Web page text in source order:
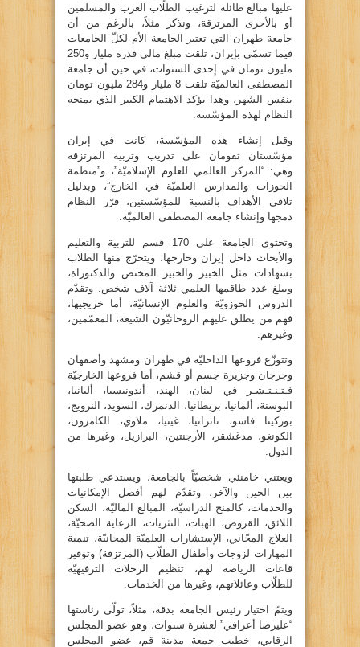
عليها مبالغ طائلة لترغيب الطلّاب العرب والمسلمين
أو بالأحرى المرتزقة، ونذكر مثلاً، بالرغم من أن
جامعة طهران التي تعتبر الجامعة الأم لكلّ الجامعات
فيما تسمّى بإيران، تلقت مبلغ مالي قدره مليار و250
مليون تومان في إحدى السنوات، في حين أن جامعة
المصطفى العالميّة تلقت 8 مليار و284 مليون تومان
بنفس الشهر، وهذا يؤكد الاهتمام الكبير الذي يمنحه
النظام لهذه المؤسّسة.
وقبل إنشاء هذه المؤسّسة، كانت في إيران
مؤسّستان تقومان على تدريب وتربية المرتزقة
وهي: “المركز العالمي للعلوم الإسلاميّة”، و”منظمة
الحوزات والمدارس العلميّة في الخارج”، وبدليل
تلاقي الأهداف بالنسبة للمؤسّستين، قرّر النظام
دمجها وإنشاء جامعة المصطفى العالميّة.
وتحتوي الجامعة على 170 قسم للتربية والتعليم
والأبحاث داخل إيران وخارجها، ويتخرّج منها الطلاب
بشهادات مثل الخبير والخبير المختص والدكتوراة،
ويبلغ عدد طاقمها العلمي ثلاثة آلاف شخص. وتقدّم
الدروس الحوزويّة والعلوم الإنسانيّة، أما خريجيها،
فهم من يطلق عليهم الروحانيّون الشيعة، المعمّمين،
وغيرهم.
وتتوزّع فروعها الداخليّة في طهران ومشهد وأصفهان
وجرجان وجزيرة جسم أو قشم، أما فروعها الخارجيّة
فـتـنـتـشـر في لبنان، الهند، أندونيسيا، ألبانيا،
البوسنة، ألمانيا، بريطانيا، الدنمرك، السويد، النرويج،
بوركينا فاسو، تانزانيا، غينيا، ملاوي، الكامرون،
الكونغو، مدغشقر، الأرجنتين، البرازيل، وغيرها من
الدول.
ويعتني خامنئي شخصيّاً بالجامعة، ويستدعي طلبتها
بين الحين والآخر، وتقدّم لهم أفضل الإمكانيات
والخدمات، كالمنح الدراسيّة، المبالغ الماليّة، السكن
اللائق، القروض، الهبات، النثريات، الرعاية الصحيّة،
العلاج المجّاني، الإستشارات العلميّة المجانيّة، تنمية
المهارات لزوجات وأطفال الطلّاب (المرتزقة) وتوفير
قاعات الرياضة لهم، تنظيم الرحلات الترفيهيّة
للطلّاب وعائلاتهم، وغيرها من الخدمات.
ويتمّ اختيار رئيس الجامعة بدقة، مثلاً، تولّى رئاستها
“عليرضا أعرافي” لعشرة سنوات، وهو عضو المجلس
الرقابي، خطيب جمعة مدينة قم، عضو المجلس